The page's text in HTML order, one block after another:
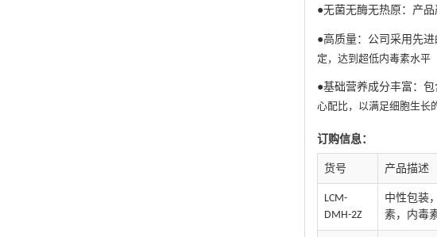
●无菌无酶无热原：产
●高质量：公司采用先
定，达到超低内毒素水平
●基础营养成分丰富：
心配比，以满足细胞生长
订购信息：
货号 产品描述
LCM-
DMH-2Z
中性包装，
素，内毒